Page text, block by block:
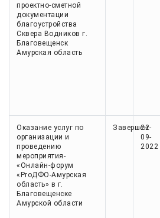
проектно-сметной
документации
благоустройства
Сквера Водников г.
Благовещенск
Амурская область
Оказание услуг по
организации и
проведению
мероприятия-
«Онлайн-форум
«ProДФО-Амурская
область» в г.
Благовещенске
Амурской области
Завершен
22-
09-
2022